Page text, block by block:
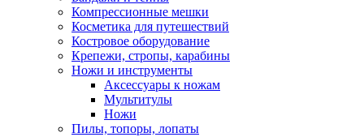
Компрессионные мешки
Косметика для путешествий
Костровое оборудование
Крепежи, стропы, карабины
Ножи и инструменты
Аксессуары к ножам
Мультитулы
Ножи
Пилы, топоры, лопаты